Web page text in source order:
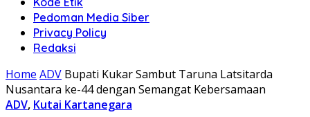
Pedoman Media Siber
Privacy Policy
Redaksi
Home ADV Bupati Kukar Sambut Taruna Latsitarda
Nusantara ke-44 dengan Semangat Kebersamaan
ADV, Kutai Kartanegara